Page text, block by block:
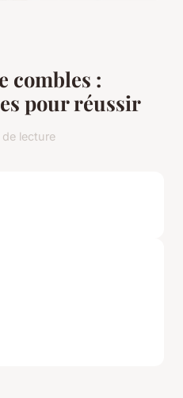
combles :
pour réussir
lecture